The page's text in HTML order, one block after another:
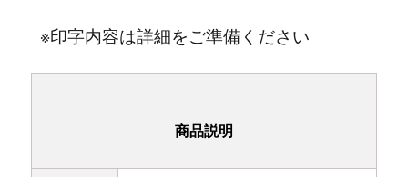
※印字内容は詳細をご準備ください
商品説明